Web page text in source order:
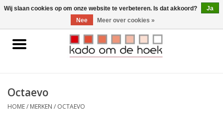
0 Artikelen - €0,00
Home
Gadgets
Octaevo
HOME/ MERKEN / OCTAEVO
Wij slaan cookies op om onze website te verbeteren. Is dat akkoord?
Ja
Nee
Meer over cookies »